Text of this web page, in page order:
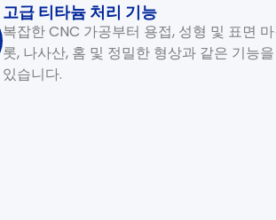
고급 티타늄 처리 기능
복잡한 CNC 가공부터 용접, 성형 및 표면
롯, 나사산, 홈 및 정밀한 형상과 같은 기능
있습니다.